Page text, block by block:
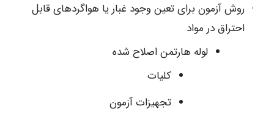
روش آزمون برای تعین وجود غبار یا هواگردهای قابل
احتراق در مواد
لوله هارتمن اصلاح شده
کلیات
تجهیزات آزمون